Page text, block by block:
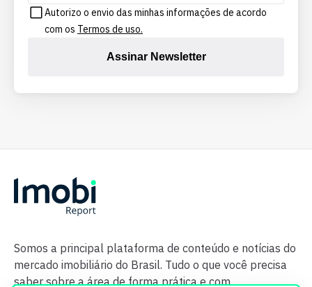
Autorizo o envio das minhas informações de acordo
com os Termos de uso.
Assinar Newsletter
Somos a principal plataforma de conteúdo e notícias do
mercado imobiliário do Brasil. Tudo o que você precisa
saber sobre a área de forma prática e com